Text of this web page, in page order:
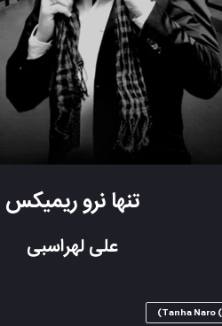
تنها نرو ریمیکس
علی لهراسبی
Tanha Naro